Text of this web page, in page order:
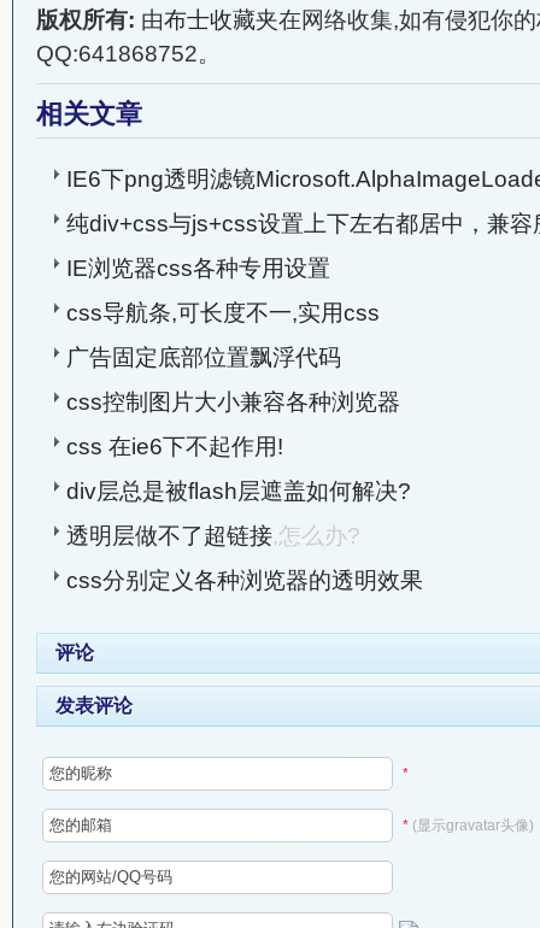
版权所有: 由布士收藏夹在网络收集,如有侵犯你
QQ:641868752。
相关文章
IE6下png透明滤镜
纯div+css与js+css设置上下左右都居中，兼容
IE浏览器css各种专用设置
css导航条,可长度不一,实用css
广告固定底部位置飘浮代码
css控制图片大小兼容各种浏览器
css 在ie6下不起作用!
div层总是被flash层遮盖如何解决?
透明层做不了超链接,怎么办?
css分别定义各种浏览器的透明效果
评论
发表评论
*
* (显示gravatar头像)